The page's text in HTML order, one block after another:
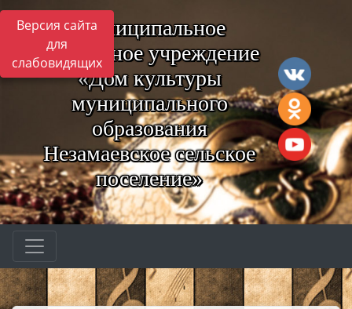
Версия сайта
для
слабовидящих
Муниципальное
бюджетное учреждение
«Дом культуры
муниципального
образования
Незамаевское сельское
поселение»